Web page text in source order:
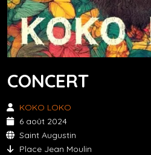
CONCERT
KOKO LOKO
6 août 2024
Saint Augustin
Place Jean Moulin